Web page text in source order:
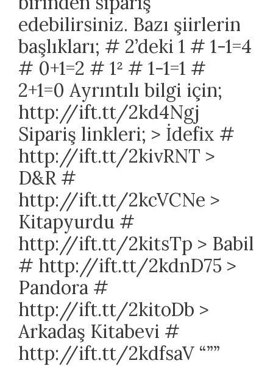
edebilirsiniz. Bazı şiirlerin
başlıkları; # 2’deki 1 # 1-1=4
# 0+1=2 # 1² # 1-1=1 #
2+1=0 Ayrıntılı bilgi için;
http://ift.tt/2kd4Ngj
Sipariş linkleri; > İdefix #
http://ift.tt/2kivRNT >
D&R #
http://ift.tt/2kcVCNe >
Kitapyurdu #
http://ift.tt/2kitsTp > Babil
# http://ift.tt/2kdnD75 >
Pandora #
http://ift.tt/2kitoDb >
Arkadaş Kitabevi #
http://ift.tt/2kdfsaV “””